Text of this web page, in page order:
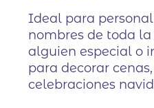
Ideal para
nombres de toda
alguien especial o
para decorar
celebraciones